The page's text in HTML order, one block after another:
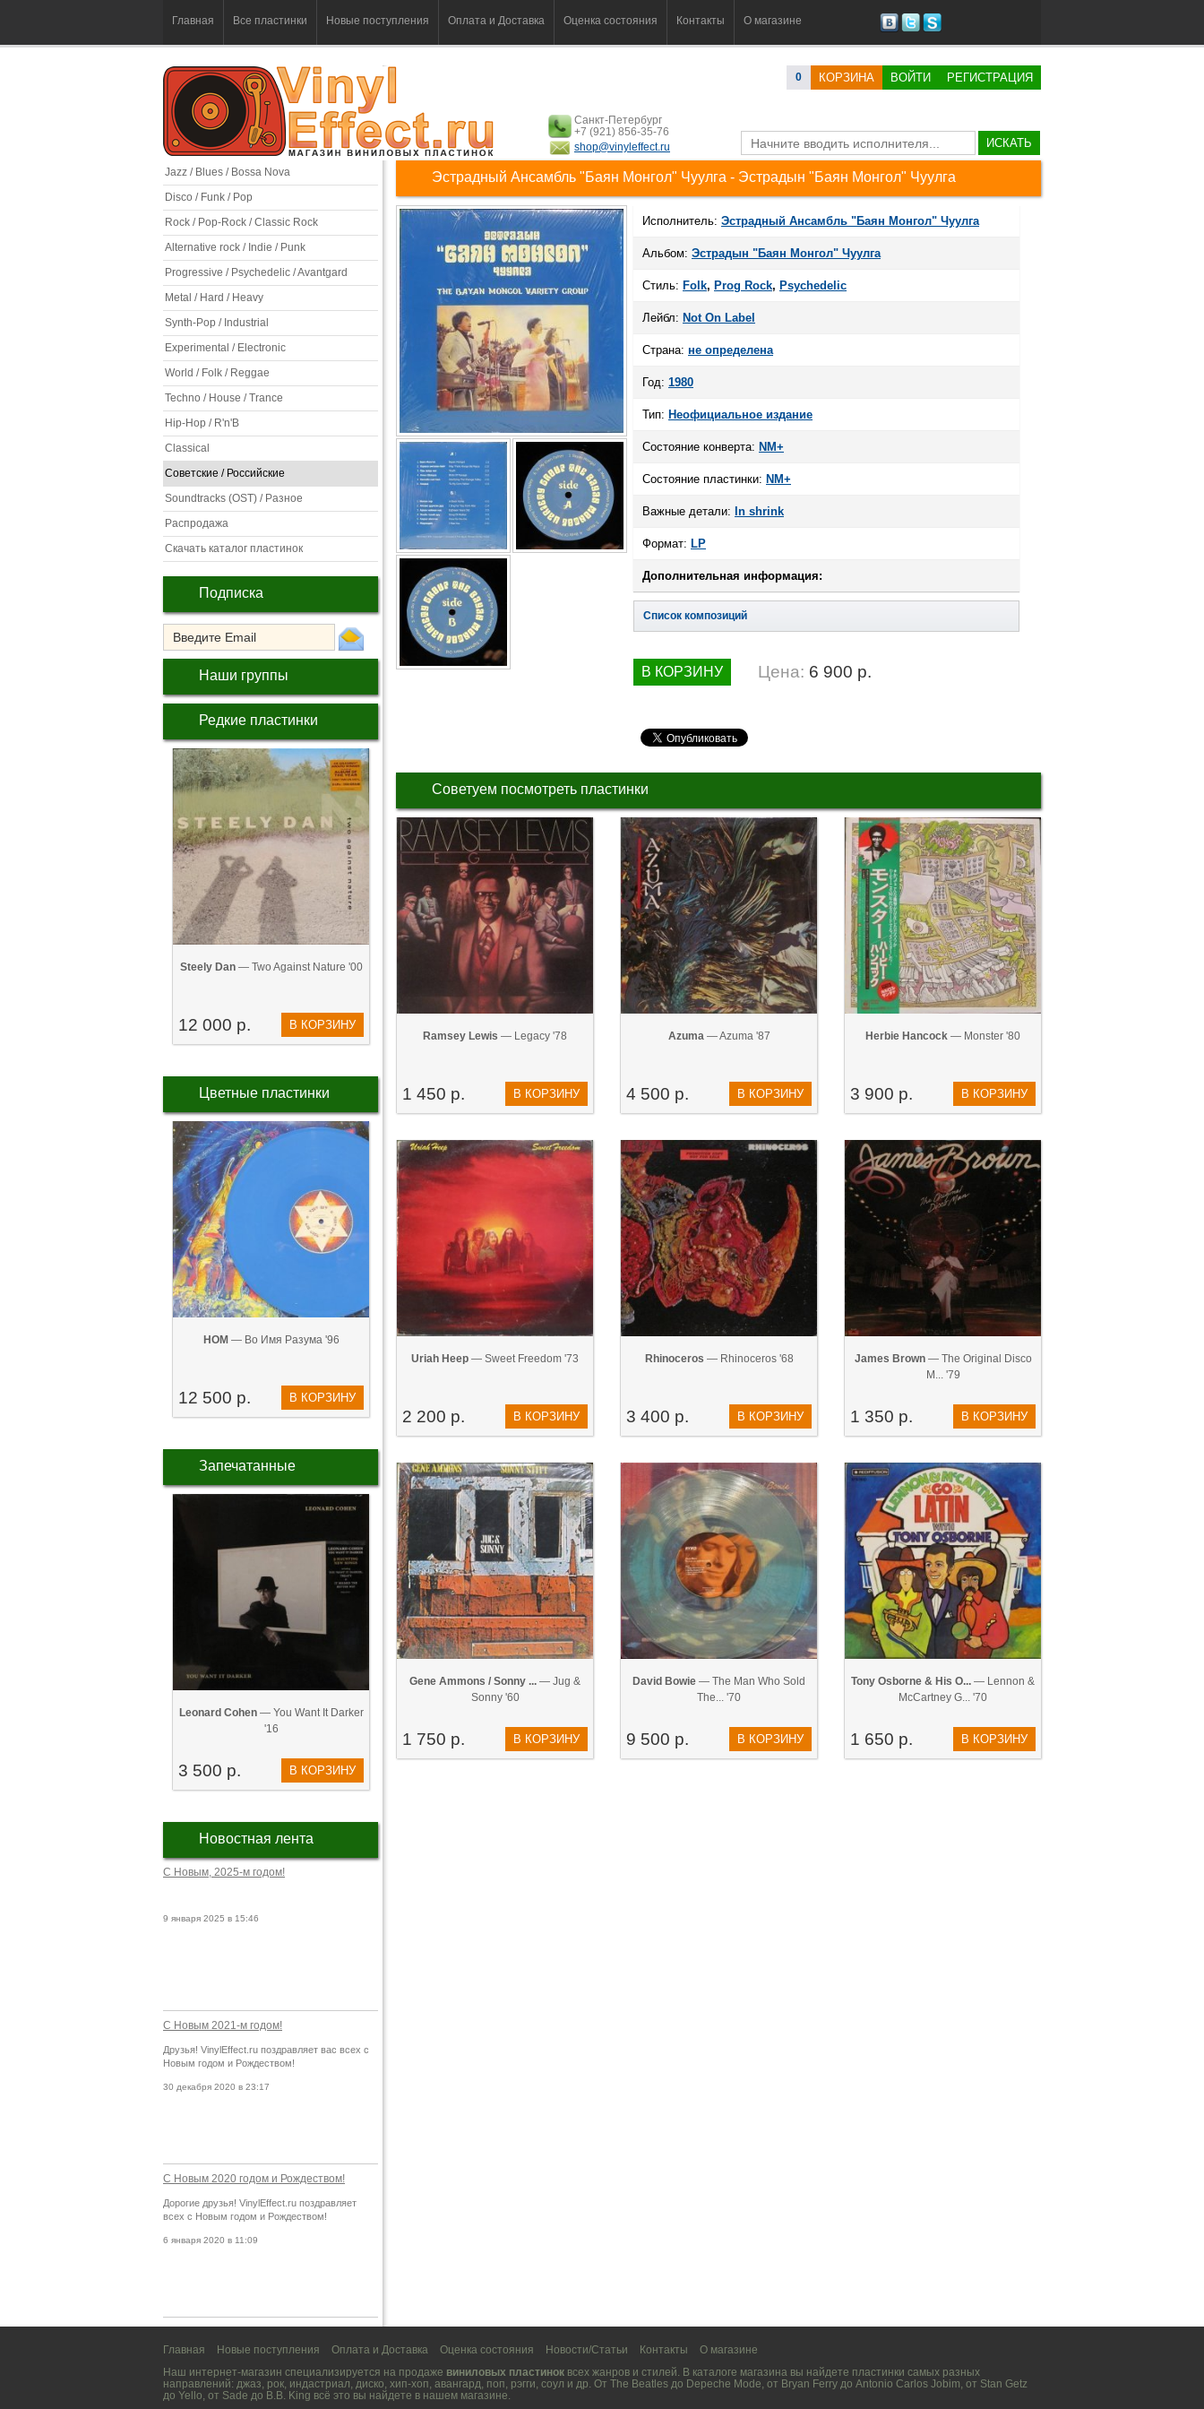
Главная Все пластинки Новые поступления Оплата и Доставка Оценка состояния Контакты О магазине
0 КОРЗИНА ВОЙТИ РЕГИСТРАЦИЯ
Санкт-Петербург
+7 (921) 856-35-76
shop@vinyleffect.ru
ИСКАТЬ
Jazz / Blues / Bossa Nova
Disco / Funk / Pop
Rock / Pop-Rock / Classic Rock
Alternative rock / Indie / Punk
Progressive / Psychedelic / Avantgard
Metal / Hard / Heavy
Synth-Pop / Industrial
Experimental / Electronic
World / Folk / Reggae
Techno / House / Trance
Hip-Hop / R'n'B
Classical
Советские / Российские
Soundtracks (OST) / Разное
Распродажа
Скачать каталог пластинок
Подписка
Наши группы
Редкие пластинки
Steely Dan— Two Against Nature '00
12 000 р. В КОРЗИНУ
Цветные пластинки
НОМ — Во Имя Разума '96
12 500 р. В КОРЗИНУ
Запечатанные
Leonard Cohen— You Want It Darker
'16
3 500 р. В КОРЗИНУ
Новостная лента
С Новым, 2025-м годом!
9 января 2025 в 15:46
С Новым 2021-м годом!
Друзья! VinylEffect.ru поздравляет вас всех с
Новым годом и Рождеством!
30 декабря 2020 в 23:17
С Новым 2020 годом и Рождеством!
Дорогие друзья! VinylEffect.ru поздравляет
всех с Новым годом и Рождеством!
6 января 2020 в 11:09
Эстрадный Ансамбль "Баян Монгол" Чуулга - Эстрадын "Баян Монгол" Чуулга
Исполнитель: Эстрадный Ансамбль "Баян Монгол" Чуулга
Альбом: Эстрадын "Баян Монгол" Чуулга
Стиль: Folk, Prog Rock, Psychedelic
Лейбл: Not On Label
Страна: не определена
Год: 1980
Тип: Неофициальное издание
Состояние конверта: NM+
Состояние пластинки: NM+
Важные детали: In shrink
Формат: LP
Дополнительная информация:
Список композиций
В КОРЗИНУ Цена: 6 900 р.
Советуем посмотреть пластинки
Ramsey Lewis — Legacy '78
1 450 р. В КОРЗИНУ
Azuma— Azuma '87
4 500 р. В КОРЗИНУ
Herbie Hancock — Monster '80
3 900 р. В КОРЗИНУ
Uriah Heep — Sweet Freedom '73
2 200 р. В КОРЗИНУ
Rhinoceros — Rhinoceros '68
3 400 р. В КОРЗИНУ
James Brown— The Original Disco
M... '79
1 350 р. В КОРЗИНУ
Gene Ammons / Sonny ... — Jug &
Sonny '60
1 750 р. В КОРЗИНУ
David Bowie — The Man Who Sold
The... '70
9 500 р. В КОРЗИНУ
Tony Osborne & His O... — Lennon &
McCartney G... '70
1 650 р. В КОРЗИНУ
Главная Новые поступления Оплата и Доставка Оценка состояния Новости/Статьи Контакты
О магазине
Наш интернет-магазин специализируется на продаже виниловых пластинок всех жанров и стилей. В каталоге магазина вы найдете пластинки самых разных
направлений: джаз, рок, индастриал, диско, хип-хоп, авангард, поп, рэгги, соул и др. От The Beatles до Depeche Mode, от Bryan Ferry до Antonio Carlos Jobim, от Stan Getz
до Yello, от Sade до B.B. King всё это вы найдете в нашем магазине.